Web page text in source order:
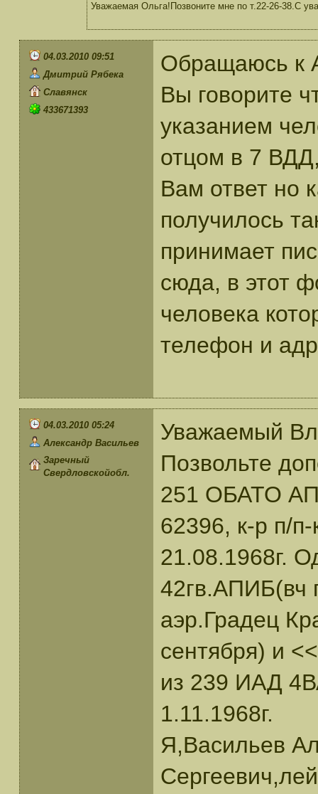
Уважаемая Ольга!Позвоните мне по т.22-26-38.С
04.03.2010 09:51
Дмитрий Рябека
Славянск
433671393
Обращаюсь к
Вы говорите
указанием
отцом в 7
Вам ответ но
получилось
принимает
сюда, в этот
человека
телефон и
04.03.2010 05:24
Александр Васильев
Заречный
Свердловскойобл.
Уважаемый
Позвольте
251 ОБАТО
62396, к-р п/
21.08.1968г.
42гв.АПИБ(вч
аэр.Градец
сентября) и
из 239 ИАД
1.11.1968г.
Я,Васильев